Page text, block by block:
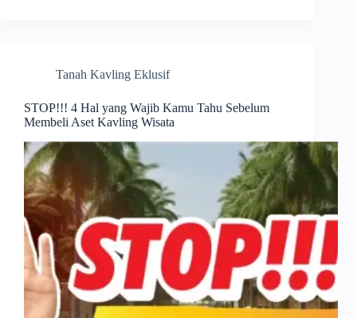
Tanah Kavling Eklusif
STOP!!! 4 Hal yang Wajib Kamu Tahu Sebelum
Membeli Aset Kavling Wisata